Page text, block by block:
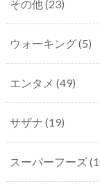
その他 (23)
ウォーキング(5)
エンタメ (49)
サザナ (19)
スーパーフーズ